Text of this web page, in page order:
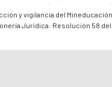
y vigilancia del Mineducación
Jurídica: Resolución 58 del